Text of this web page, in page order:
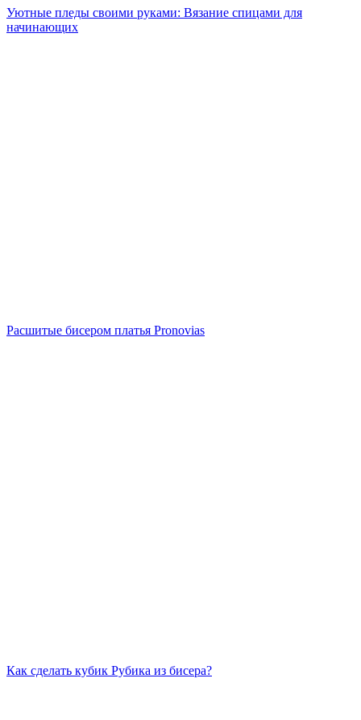
Уютные пледы своими руками: Вязание спицами для
начинающих
Расшитые бисером платья Pronovias
Как сделать кубик Рубика из бисера?